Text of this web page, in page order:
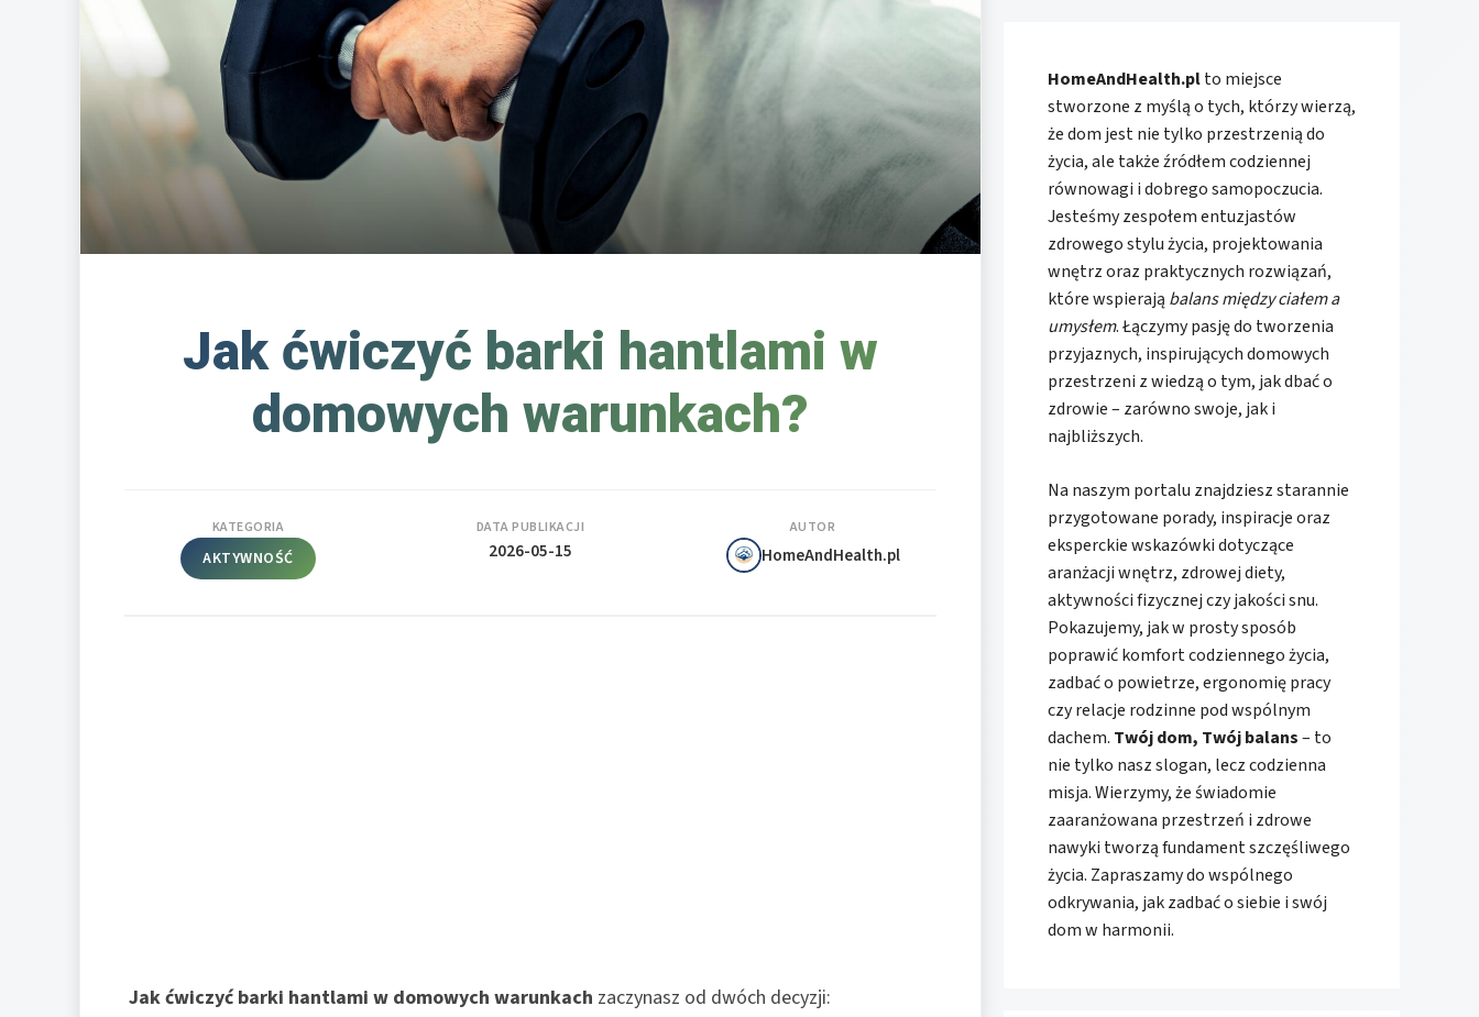
Jak ćwiczyć barki hantlami w
domowych warunkach?
KATEGORIA
AKTYWNOŚĆ
DATA PUBLIKACJI
2026-05-15
AUTOR
HomeAndHealth.pl
Jak ćwiczyć barki hantlami w domowych warunkach zaczynasz od dwóch decyzji:
HomeAndHealth.plto miejsce
stworzone z myślą o tych, którzy wierzą,
że dom jest nie tylko przestrzenią do
życia, ale także źródłem codziennej
równowagi i dobrego samopoczucia.
Jesteśmy zespołem entuzjastów
zdrowego stylu życia, projektowania
wnętrz oraz praktycznych rozwiązań,
które wspierają balans między ciałem a
umysłem. Łączymy pasję do tworzenia
przyjaznych, inspirujących domowych
przestrzeni z wiedzą o tym, jak dbać o
zdrowie – zarówno swoje, jak i
najbliższych.
Na naszym portalu znajdziesz starannie
przygotowane porady, inspiracje oraz
eksperckie wskazówki dotyczące
aranżacji wnętrz, zdrowej diety,
aktywności fizycznej czy jakości snu.
Pokazujemy, jak w prosty sposób
poprawić komfort codziennego życia,
zadbać o powietrze, ergonomię pracy
czy relacje rodzinne pod wspólnym
dachem. Twój dom, Twój balans– to
nie tylko nasz slogan, lecz codzienna
misja. Wierzymy, że świadomie
zaaranżowana przestrzeń i zdrowe
nawyki tworzą fundament szczęśliwego
życia. Zapraszamy do wspólnego
odkrywania, jak zadbać o siebie i swój
dom w harmonii.